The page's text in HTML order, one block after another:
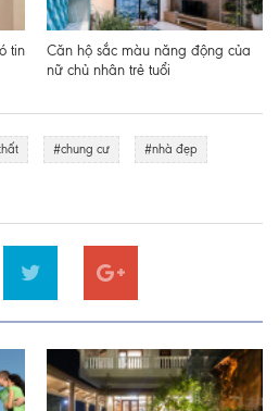
tin
Căn hộ sắc màu năng động của
nữ chủ nhân trẻ tuổi
#chung cư #nhà đẹp